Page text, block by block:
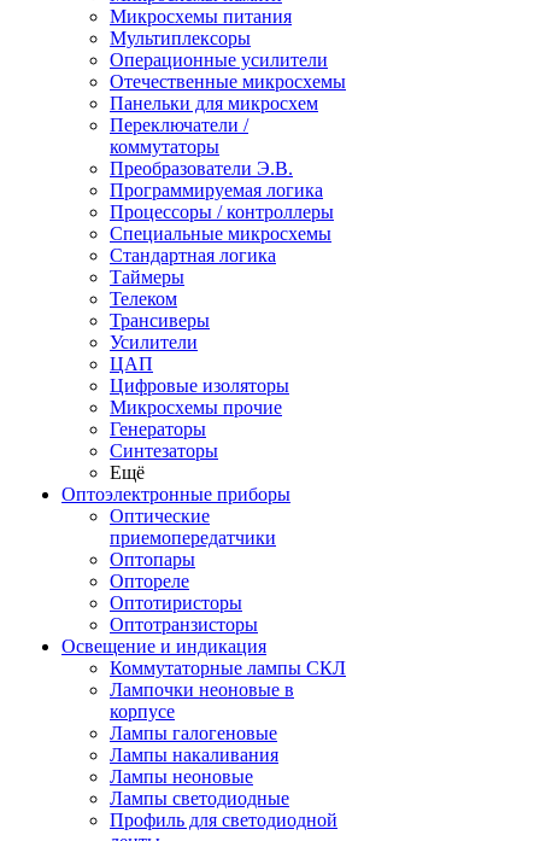
Микросхемы питания
Мультиплексоры
Операционные усилители
Отечественные микросхемы
Панельки для микросхем
Переключатели /
коммутаторы
Преобразователи Э.В.
Программируемая логика
Процессоры / контроллеры
Специальные микросхемы
Стандартная логика
Таймеры
Телеком
Трансиверы
Усилители
ЦАП
Цифровые изоляторы
Микросхемы прочие
Генераторы
Синтезаторы
Ещё
Оптоэлектронные приборы
Оптические
приемопередатчики
Оптопары
Оптореле
Оптотиристоры
Оптотранзисторы
Освещение и индикация
Коммутаторные лампы СКЛ
Лампочки неоновые в
корпусе
Лампы галогеновые
Лампы накаливания
Лампы неоновые
Лампы светодиодные
Профиль для светодиодной